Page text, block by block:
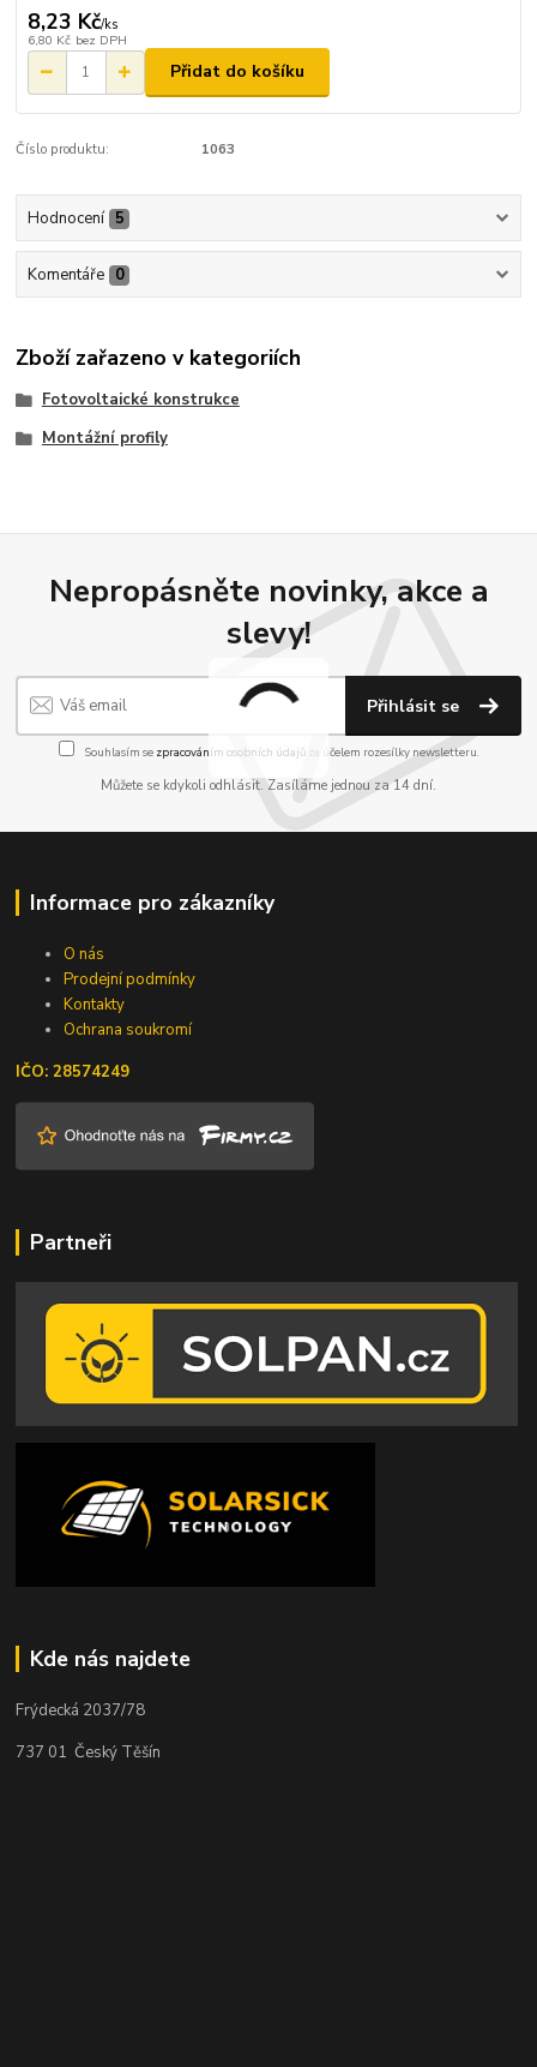
8,23 Kč/ks
6,80 Kč bez DPH
Přidat do košíku
Číslo produktu: 1063
Hodnocení 5
Komentáře 0
Zboží zařazeno v kategoriích
Fotovoltaické konstrukce
Montážní profily
Nepropásněte novinky, akce a
slevy!
Přihlásit se
Souhlasím se zpracováním osobních údajůza účelem rozesílky newsletteru.
Můžete se kdykoli odhlásit. Zasíláme jednou za 14 dní.
Informace pro zákazníky
O nás
Prodejní podmínky
Kontakty
Ochrana soukromí
IČO: 28574249
Partneři
Kde nás najdete
Frýdecká 2037/78
737 01 Český Těšín